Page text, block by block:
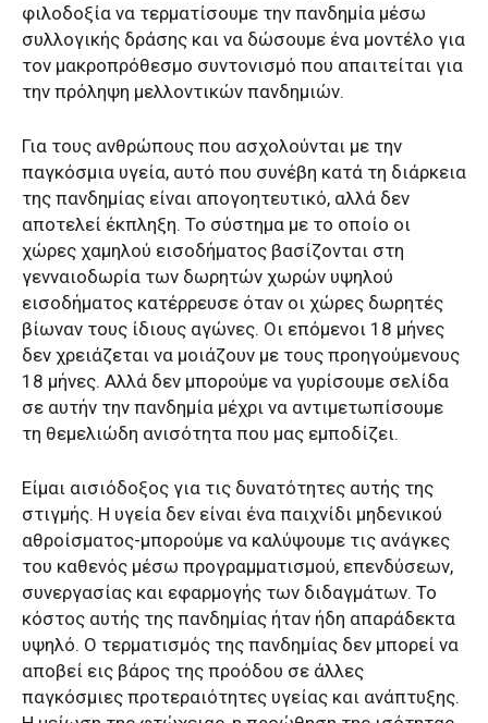
φιλοδοξία να τερματίσουμε την πανδημία μέσω
συλλογικής δράσης και να δώσουμε ένα μοντέλο για
τον μακροπρόθεσμο συντονισμό που απαιτείται για
την πρόληψη μελλοντικών πανδημιών.
Για τους ανθρώπους που ασχολούνται με την
παγκόσμια υγεία, αυτό που συνέβη κατά τη διάρκεια
της πανδημίας είναι απογοητευτικό, αλλά δεν
αποτελεί έκπληξη. Το σύστημα με το οποίο οι
χώρες χαμηλού εισοδήματος βασίζονται στη
γενναιοδωρία των δωρητών χωρών υψηλού
εισοδήματος κατέρρευσε όταν οι χώρες δωρητές
βίωναν τους ίδιους αγώνες. Οι επόμενοι 18 μήνες
δεν χρειάζεται να μοιάζουν με τους προηγούμενους
18 μήνες. Αλλά δεν μπορούμε να γυρίσουμε σελίδα
σε αυτήν την πανδημία μέχρι να αντιμετωπίσουμε
τη θεμελιώδη ανισότητα που μας εμποδίζει.
Είμαι αισιόδοξος για τις δυνατότητες αυτής της
στιγμής. Η υγεία δεν είναι ένα παιχνίδι μηδενικού
αθροίσματος-μπορούμε να καλύψουμε τις ανάγκες
του καθενός μέσω προγραμματισμού, επενδύσεων,
συνεργασίας και εφαρμογής των διδαγμάτων. Το
κόστος αυτής της πανδημίας ήταν ήδη απαράδεκτα
υψηλό. Ο τερματισμός της πανδημίας δεν μπορεί να
αποβεί εις βάρος της προόδου σε άλλες
παγκόσμιες προτεραιότητες υγείας και ανάπτυξης.